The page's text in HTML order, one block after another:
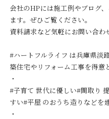
会社のHPには施工例やブログ
ます。ぜひご覧ください。
資料請求など気軽にお問い合わ
#ハートフルライフ は兵庫県淡
築住宅やリフォーム工事を得意
・
#子育て 世代に優しい#間取り
すい#平屋 のおうち造りなどを
・